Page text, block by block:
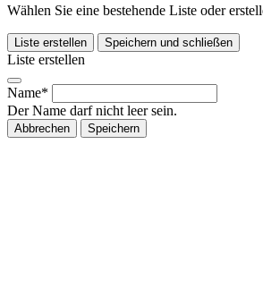
Wählen Sie eine bestehende Liste oder
Liste erstellen Speichern und schließen
Liste erstellen
Name*
Der Name darf nicht leer sein.
Abbrechen Speichern